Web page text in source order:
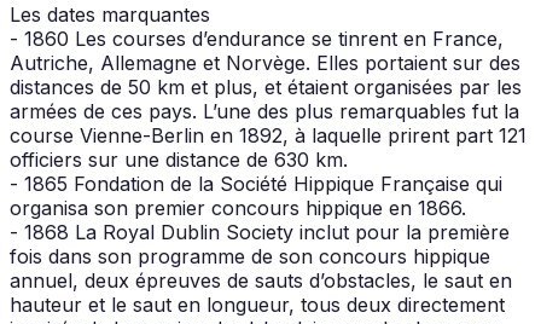
Les dates marquantes
- 1860 Les courses d’endurance se tinrent en France,
Autriche, Allemagne et Norvège. Elles portaient sur des
distances de 50 km et plus, et étaient organisées par les
armées de ces pays. L’une des plus remarquables fut la
course Vienne-Berlin en 1892, à laquelle prirent part 121
officiers sur une distance de 630 km.
- 1865 Fondation de la Société Hippique Française qui
organisa son premier concours hippique en 1866.
- 1868 La Royal Dublin Society inclut pour la première
fois dans son programme de son concours hippique
annuel, deux épreuves de sauts d’obstacles, le saut en
hauteur et le saut en longueur, tous deux directement